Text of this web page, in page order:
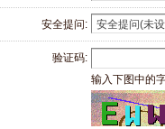
安全提问:
验证码:
输入下图中的